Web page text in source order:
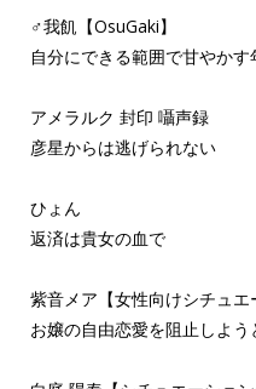
♂我飢【OsuGaki】
自分にできる範囲で甘やか
アメラルク 封印 囁声録
彦星からは逃げられない
ひょん
返済は貴女の血で
紫音メア【女性向けシチュエ
お嬢の自由恋愛を阻止しよ